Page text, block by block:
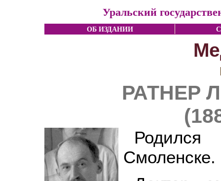
Уральский
ОБ ИЗДАНИИ
РАТНЕР
Смоленске.